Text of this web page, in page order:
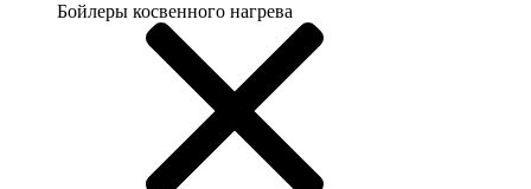
Бойлеры косвенного нагрева